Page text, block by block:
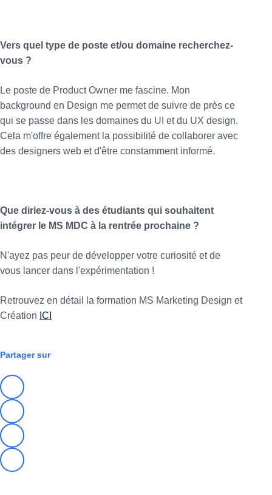
Vers quel type de poste et/ou domaine recherchez-
vous ?
Le poste de Product Owner me fascine. Mon
background en Design me permet de suivre de près ce
qui se passe dans les domaines du UI et du UX design.
Cela m'offre également la possibilité de collaborer avec
des designers web et d'être constamment informé.
Que diriez-vous à des étudiants qui souhaitent
intégrer le MS MDC à la rentrée prochaine ?
N'ayez pas peur de développer votre curiosité et de
vous lancer dans l'expérimentation !
Retrouvez en détail la formation MS Marketing Design et
Création ICI
Partager sur